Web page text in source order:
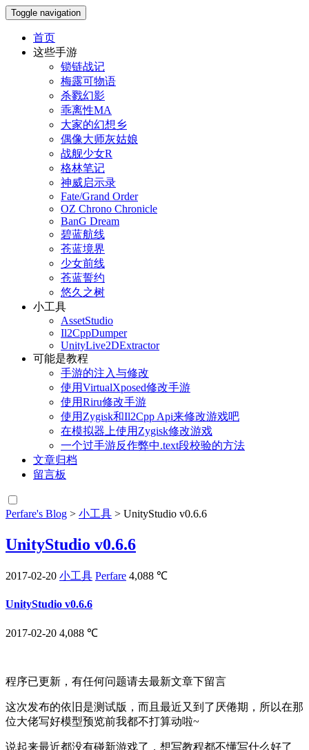
Toggle navigation
首页
这些手游
锁链战记
梅露可物语
杀戮幻影
乖离性MA
大家的幻想乡
偶像大师灰姑娘
战舰少女R
格林笔记
神威启示录
Fate/Grand Order
OZ Chrono Chronicle
BanG Dream
碧蓝航线
苍蓝境界
少女前线
苍蓝誓约
悠久之树
小工具
AssetStudio
Il2CppDumper
UnityLive2DExtractor
可能是教程
手游的注入与修改
使用VirtualXposed修改手游
使用Riru修改手游
使用Zygisk和Il2Cpp Api来修改游戏吧
在模拟器上使用Zygisk修改游戏
一个过手游反作弊中.text段校验的方法
文章归档
留言板
Perfare's Blog > 小工具 > UnityStudio v0.6.6
UnityStudio v0.6.6
2017-02-20 小工具 Perfare 4,088 ℃
UnityStudio v0.6.6
2017-02-20 4,088 ℃
程序已更新，有任何问题请去最新文章下留言
这次发布的依旧是测试版，而且最近又到了厌倦期，所以在那
位大佬写好模型预览前我都不打算动啦~
说起来最近都没有碰新游戏了，想写教程都不懂写什么好了